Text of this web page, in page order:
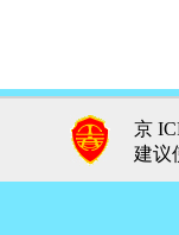
京
建议